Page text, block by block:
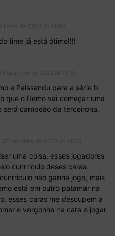
time já está ótimo!!!!
e Paissandu para a série b
que o Remo vai começar uma
será campeão da terceirona.
uma coisa, esses jogadores
cunrriculo deses caras
não ganha jogo, mais
está em outro patamar na
esses caras me descupem a
é vergonha na cara e jogar